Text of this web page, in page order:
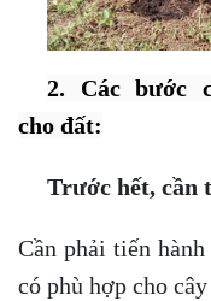
2. Các bước
cho đất:
Trước hết, cần
Cần phải tiến
có phù hợp cho